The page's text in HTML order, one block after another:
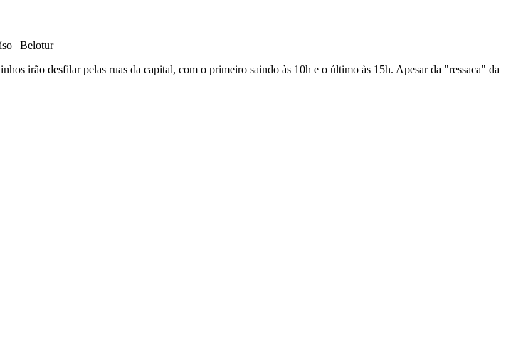
| Belotur
irão desfilar pelas ruas da capital, com o primeiro saindo às 10h e o último às 15h. Apesar da "ressaca" da